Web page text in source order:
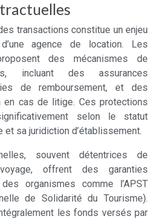
transactions constitue un enjeu
agence de location. Les
des mécanismes de
incluant des assurances
de remboursement, et des
en cas de litige. Ces protections
selon le statut
et sa juridiction d’établissement.
souvent détentrices de
offrent des garanties
organismes comme l’APST
de Solidarité du Tourisme).
les fonds versés par